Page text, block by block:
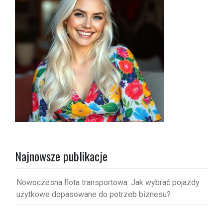
Najnowsze publikacje
Nowoczesna flota transportowa: Jak wybrać pojazdy
użytkowe dopasowane do potrzeb biznesu?